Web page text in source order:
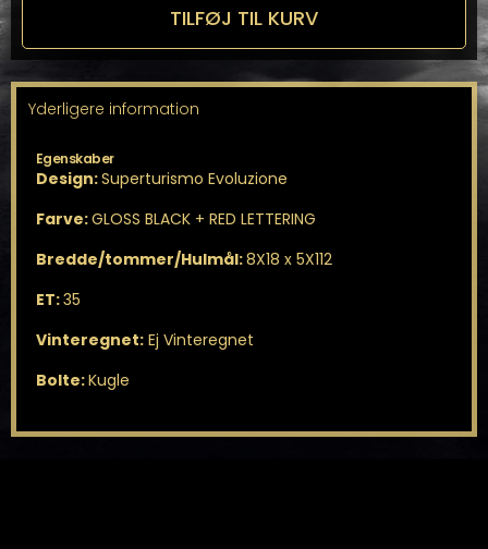
antal
TILFØJ TIL KURV
Yderligere information
Egenskaber
Design:Superturismo Evoluzione
Farve:GLOSS BLACK + RED LETTERING
Bredde/tommer/Hulmål:8X18 x 5X112
ET:35
Vinteregnet:Ej Vinteregnet
Bolte:Kugle